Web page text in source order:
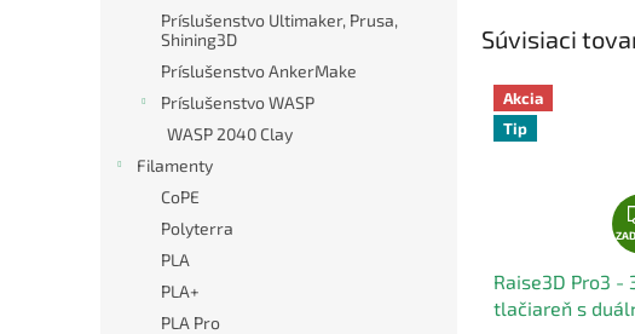
Príslušenstvo Ultimaker, Prusa,
Shining3D
Príslušenstvo AnkerMake
Príslušenstvo WASP
WASP 2040 Clay
Filamenty
CoPE
Polyterra
PLA
PLA+
PLA Pro
Súvisiaci
Akcia
Tip
Raise3D Pro3 -
tlačiareň s